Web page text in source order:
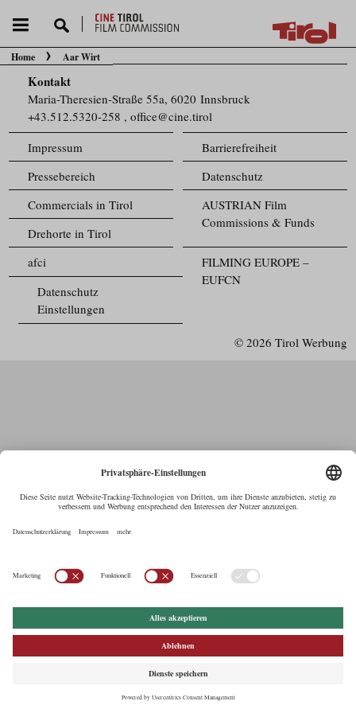
Sie befinden sich hier:
Home Aar Wirt
Kontakt
Maria-Theresien-Straße 55a, 6020 Innsbruck
+43.512.5320-258 ,office@cine.tirol
Impressum
Barrierefreiheit
Pressebereich
Datenschutz
Commercials in Tirol
AUSTRIAN Film
Commissions & Funds
Drehorte in Tirol
FILMING EUROPE –
EUFCN
afci
Datenschutz
Einstellungen
© 2026 Tirol Werbung